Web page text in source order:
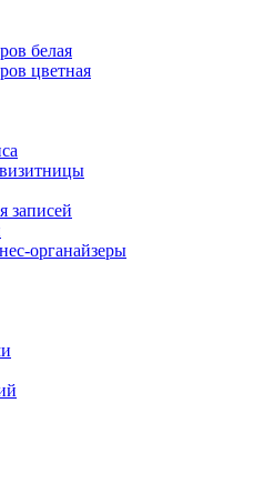
белая
цветная
записей
органайзеры